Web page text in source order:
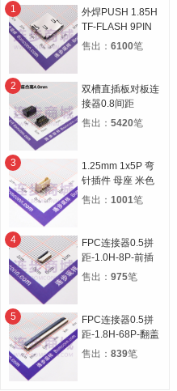
1
外焊PUSH 1.85H
TF-FLASH 9PIN
MICRO SD CARD
售出： 6100笔
2
双槽直插板对板连
接器0.8间距
12P(2*6) 合高
售出： 5420笔
3
1.25mm 1x5P 弯
针插件 母座 米色
售出： 1001笔
4
FPC连接器0.5拼
距-1.0H-8P-前插
后锁
售出： 975笔
5
FPC连接器0.5拼
距-1.8H-68P-翻盖
下接
售出： 839笔